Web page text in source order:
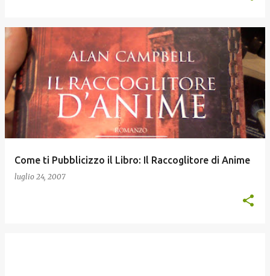
Come ti Pubblicizzo il Libro: Il Raccoglitore di Anime
luglio 24, 2007